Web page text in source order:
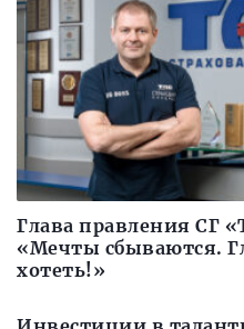
Глава правления СГ
«Мечты сбываются.
хотеть!»